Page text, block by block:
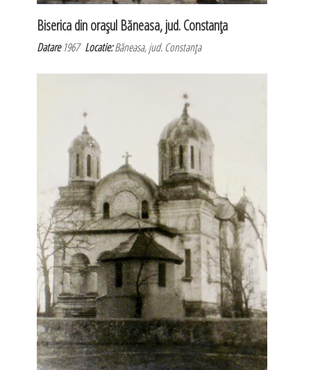
Biserica din oraşul Băneasa, jud. Constanţa
Datare1967Locatie:Băneasa, jud. Constanţa